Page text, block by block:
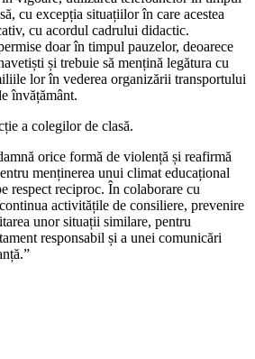
cu excepția situațiilor în care acestea
cu acordul cadrului didactic.
doar în timpul pauzelor, deoarece
și trebuie să mențină legătura cu
lor în vederea organizării transportului
învățământ.
a colegilor de clasă.
orice formă de violență și reafirmă
menținerea unui climat educațional
respect reciproc. În colaborare cu
activitățile de consiliere, prevenire
unor situații similare, pentru
responsabil și a unei comunicări